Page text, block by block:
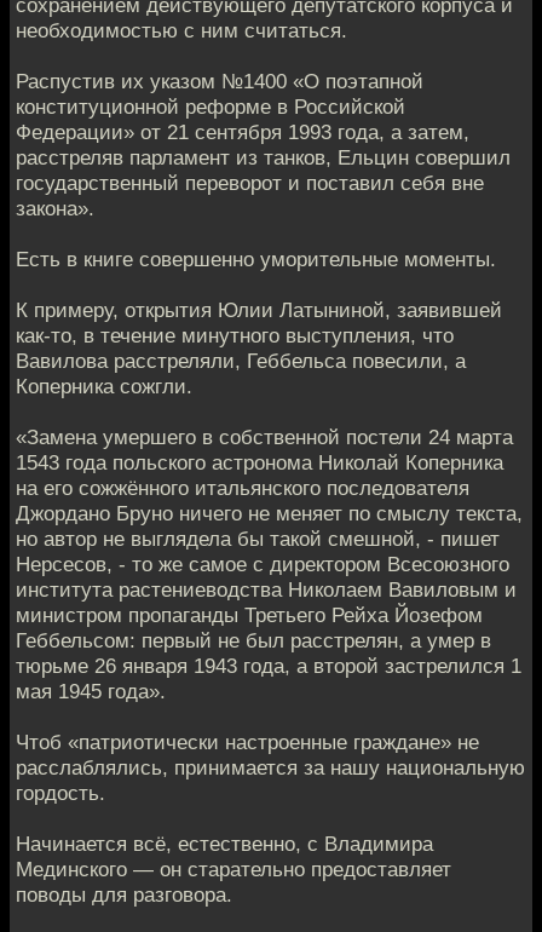
сохранением действующего депутатского корпуса и
необходимостью с ним считаться.
Распустив их указом №1400 «О поэтапной
конституционной реформе в Российской
Федерации» от 21 сентября 1993 года, а затем,
расстреляв парламент из танков, Ельцин совершил
государственный переворот и поставил себя вне
закона».
Есть в книге совершенно уморительные моменты.
К примеру, открытия Юлии Латыниной, заявившей
как-то, в течение минутного выступления, что
Вавилова расстреляли, Геббельса повесили, а
Коперника сожгли.
«Замена умершего в собственной постели 24 марта
1543 года польского астронома Николай Коперника
на его сожжённого итальянского последователя
Джордано Бруно ничего не меняет по смыслу текста,
но автор не выглядела бы такой смешной, - пишет
Нерсесов, - то же самое с директором Всесоюзного
института растениеводства Николаем Вавиловым и
министром пропаганды Третьего Рейха Йозефом
Геббельсом: первый не был расстрелян, а умер в
тюрьме 26 января 1943 года, а второй застрелился 1
мая 1945 года».
Чтоб «патриотически настроенные граждане» не
расслаблялись, принимается за нашу национальную
гордость.
Начинается всё, естественно, с Владимира
Мединского — он старательно предоставляет
поводы для разговора.